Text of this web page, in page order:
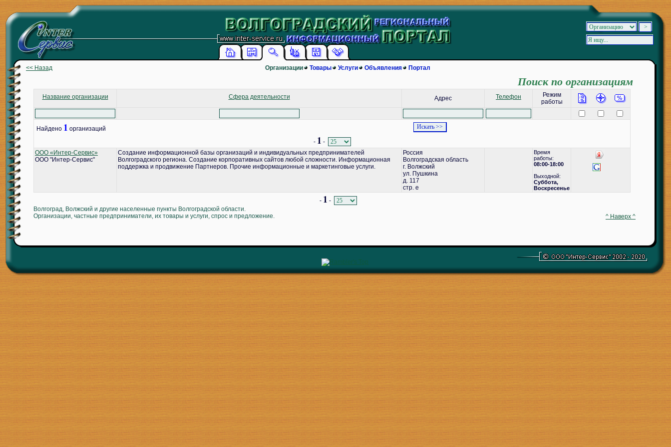
<< Назад Организации Товары Услуги Объявления Портал
Поиск по организациям
Название организации Сфера деятельности Адрес Телефон
Режим
работы
Найдено 1 организаций
- 1 -
ООО «Интер-Сервис»
ООО "Интер-Сервис"
Создание информационной базы организаций и индивидуальных предпринимателей
Волгоградского региона. Создание корпоративных сайтов любой сложности. Информационная
поддержка и продвижение Партнеров. Прочие информационные и маркетинговые услуги.
Россия
Волгоградская область
г. Волжский
ул. Пушкина
д. 117
стр. е
Время
работы:
08:00-18:00
Выходной:
Суббота,
Воскресенье
- 1 -
Волгоград, Волжский и другие населенные пункты Волгоградской области.
Организации, частные предприниматели, их товары и услуги, спрос и предложение.
^ Наверх ^